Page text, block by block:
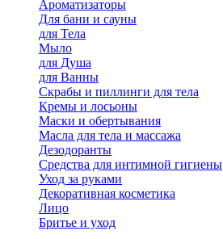
Ароматизаторы
Для бани и сауны
для Тела
Мыло
для Душа
для Ванны
Скрабы и пиллинги для тела
Кремы и лосьоны
Маски и обертывания
Масла для тела и массажа
Дезодоранты
Средства для интимной гигиены
Уход за руками
Декоративная косметика
Лицо
Бритье и уход